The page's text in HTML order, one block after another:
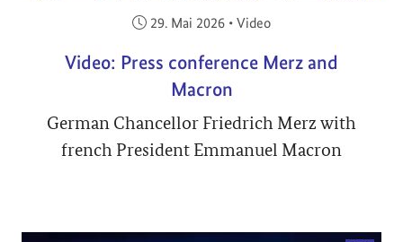
Veröffentlicht am:
29. Mai 2026 • Video
Video: Press conference Merz and
Macron
German Chancellor Friedrich Merz with
french President Emmanuel Macron